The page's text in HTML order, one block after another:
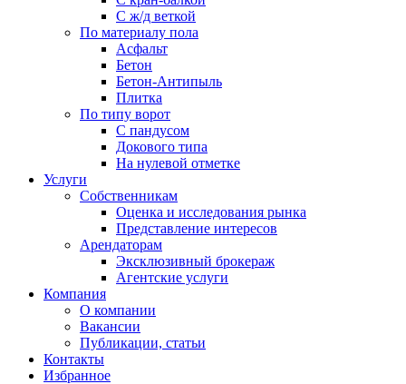
С ж/д веткой
По материалу пола
Асфальт
Бетон
Бетон-Антипыль
Плитка
По типу ворот
С пандусом
Докового типа
На нулевой отметке
Услуги
Собственникам
Оценка и исследования рынка
Представление интересов
Арендаторам
Эксклюзивный брокераж
Агентские услуги
Компания
О компании
Вакансии
Публикации, статьи
Контакты
Избранное